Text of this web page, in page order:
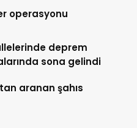
operasyonu
deprem
sona gelindi
aranan şahıs